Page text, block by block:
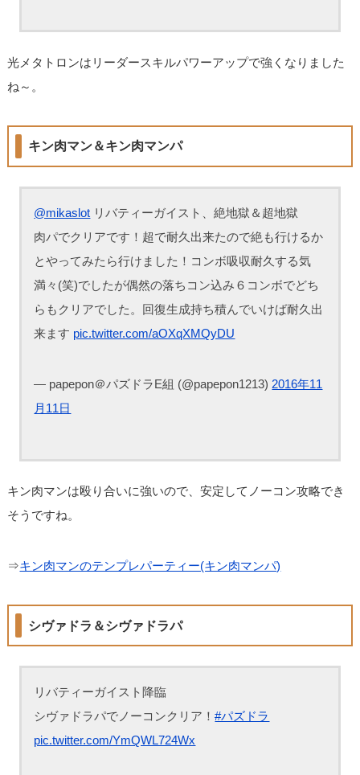
光メタトロンはリーダースキルパワーアップで強くなりました
ね～。
キン肉マン＆キン肉マンパ
@mikaslot リバティーガイスト、絶地獄＆超地獄
肉パでクリアです！超で耐久出来たので絶も行けるか
とやってみたら行けました！コンボ吸収耐久する気
満々(笑)でしたが偶然の落ちコン込み６コンボでどち
らもクリアでした。回復生成持ち積んでいけば耐久出
来ます pic.twitter.com/aOXqXMQyDU
— papepon＠パズドラE組 (@papepon1213) 2016年11
月11日
キン肉マンは殴り合いに強いので、安定してノーコン攻略でき
そうですね。
⇒キン肉マンのテンプレパーティー(キン肉マンパ)
シヴァドラ＆シヴァドラパ
リバティーガイスト降臨
シヴァドラパでノーコンクリア！#パズドラ
pic.twitter.com/YmQWL724Wx